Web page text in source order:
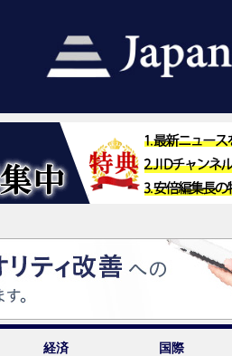
経済 国際